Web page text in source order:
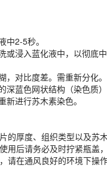
2-5秒。
或浸入蓝化液中，以彻底
，对比度差。需重新分化。
深蓝色网状结构（染色质
新进行苏木素染色。
请在通风良好的环境下操
中2-5秒。
或浸入蓝化液中，以彻底
对比度差。需重新分化。
深蓝色网状结构（染色质
进行苏木素染色。
的厚度、组织类型以及苏
用后请务必及时拧紧瓶盖
请在通风良好的环境下操